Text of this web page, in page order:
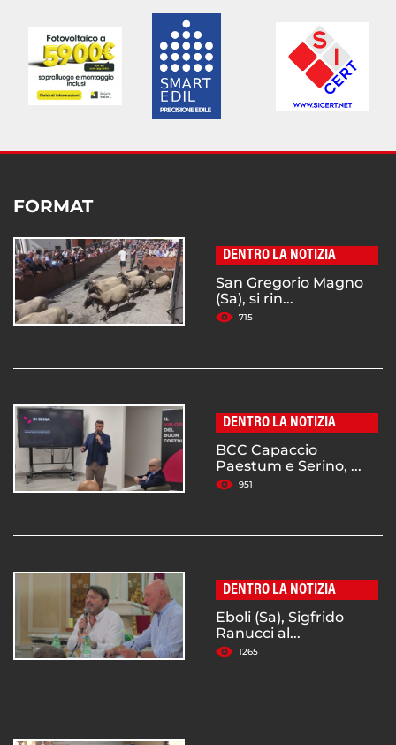
FORMAT
DENTRO LA NOTIZIA
San Gregorio Magno
(Sa), si rin...
715
DENTRO LA NOTIZIA
BCC Capaccio
Paestum e Serino, ...
951
DENTRO LA NOTIZIA
Eboli (Sa), Sigfrido
Ranucci al...
1265